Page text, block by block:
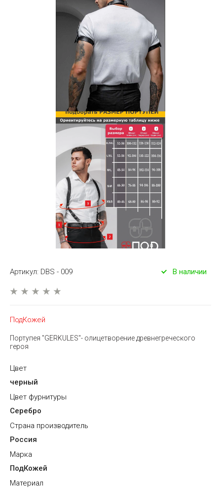
Артикул: DBS - 009 В наличии
ПодКожей
Портупея "GERKULES"- олицетворение древнегреческого
героя
Цвет
черный
Цвет фурнитуры
Серебро
Страна производитель
Россия
Марка
ПодКожей
Материал